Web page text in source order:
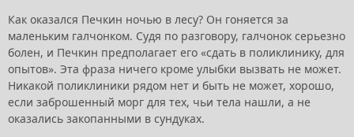
Как оказался Печкин ночью в лесу? Он гоняется за
маленьким галчонком. Судя по разговору, галчонок серьезно
болен, и Печкин предполагает его «сдать в поликлинику, для
опытов». Эта фраза ничего кроме улыбки вызвать не может.
Никакой поликлиники рядом нет и быть не может, хорошо,
если заброшенный морг для тех, чьи тела нашли, а не
оказались закопанными в сундуках.